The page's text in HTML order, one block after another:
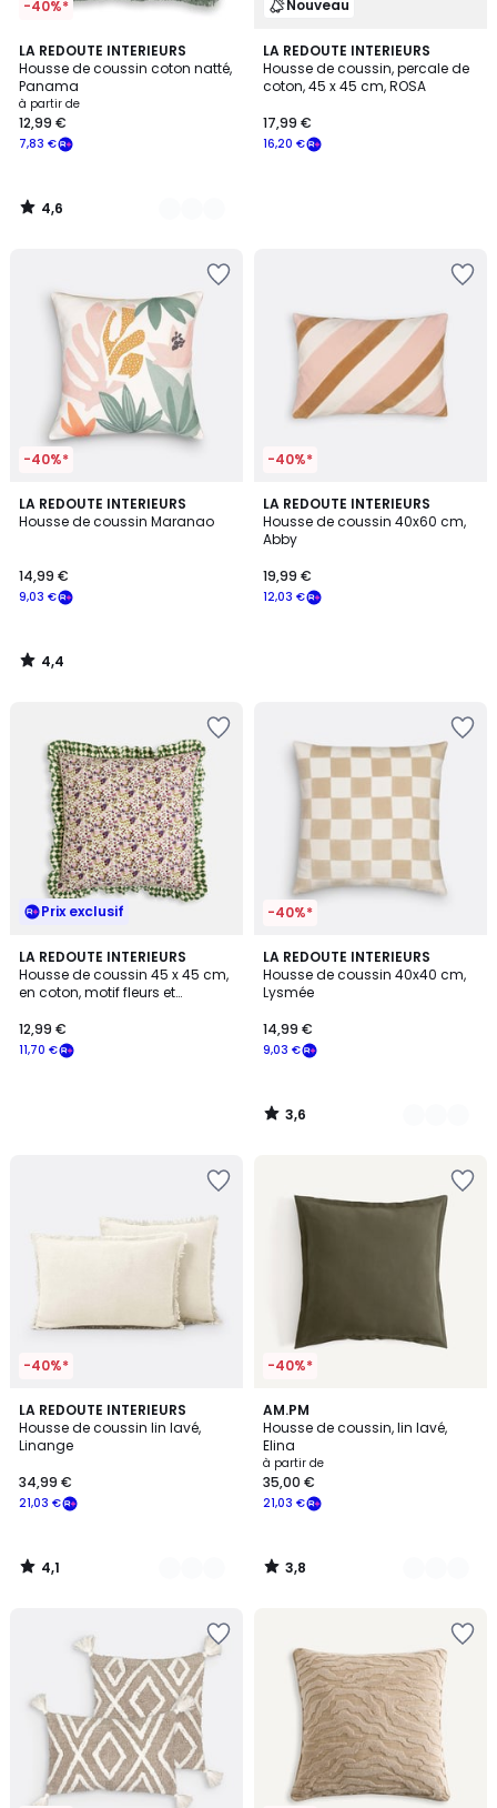
-40%*
LA REDOUTE INTERIEURS
Housse de coussin coton natté,
Panama
à partir de
7,83 €
12,99 €
4,6
/ 5
8
Couleurs
4,6
/
Nouveau
LA REDOUTE INTERIEURS
Housse de coussin, percale de
coton, 45 x 45 cm, ROSA
16,20 €
17,99 €
-40%*
LA REDOUTE INTERIEURS
Housse de coussin Maranao
9,03 €
14,99 €
4,4
/ 5
4,4
/
-40%*
LA REDOUTE INTERIEURS
Housse de coussin 40x60 cm,
Abby
12,03 €
19,99 €
Prix exclusif
LA REDOUTE INTERIEURS
Housse de coussin 45 x 45 cm,
en coton, motif fleurs et
11,70 €
12,99 €
-40%*
LA REDOUTE INTERIEURS
Housse de coussin 40x40 cm,
Lysmée
9,03 €
14,99 €
3,6
/ 5
3
Couleurs
3,6
/
-40%*
LA REDOUTE INTERIEURS
Housse de coussin lin lavé,
Linange
21,03 €
34,99 €
4,1
/ 5
5
Couleurs
4,1
/
-40%*
AM.PM
Housse de coussin, lin lavé,
Elina
à partir de
21,03 €
35,00 €
3,8
/ 5
12
Couleurs
3,8
/